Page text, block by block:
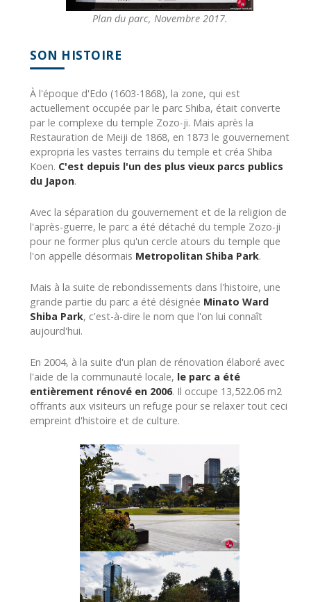
Plan du parc, Novembre 2017.
SON HISTOIRE
À l'époque d'Edo (1603-1868), la zone, qui est
actuellement occupée par le parc Shiba, était converte
par le complexe du temple Zozo-ji. Mais après la
Restauration de Meiji de 1868, en 1873 le gouvernement
expropria les vastes terrains du temple et créa Shiba
Koen. C'est depuis l'un des plus vieux parcs publics
du Japon.
Avec la séparation du gouvernement et de la religion de
l'après-guerre, le parc a été détaché du temple Zozo-ji
pour ne former plus qu'un cercle atours du temple que
l'on appelle désormais Metropolitan Shiba Park.
Mais à la suite de rebondissements dans l'histoire, une
grande partie du parc a été désignée Minato Ward
Shiba Park, c'est-à-dire le nom que l'on lui connaît
aujourd'hui.
En 2004, à la suite d'un plan de rénovation élaboré avec
l'aide de la communauté locale, le parc a été
entièrement rénové en 2006. Il occupe 13,522.06 m2
offrants aux visiteurs un refuge pour se relaxer tout ceci
empreint d'histoire et de culture.